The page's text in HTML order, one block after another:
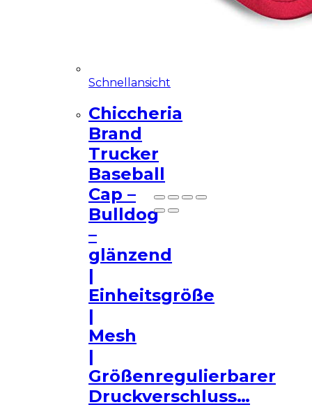
Schnellansicht
Chiccheria
Brand
Trucker
Baseball
Cap –
Bulldog
–
glänzend
|
Einheitsgröße
|
Mesh
|
Größenregulierbarer
Druckverschluss…